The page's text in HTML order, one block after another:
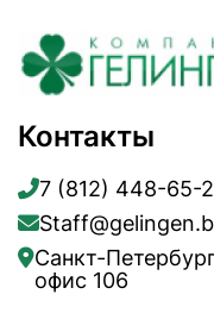
Контакты
7 (812) 448-65-
Санкт-
офис 106